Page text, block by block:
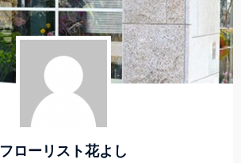
フローリスト花よし